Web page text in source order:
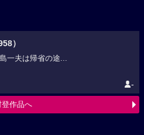
）
一夫は帰省の途...
-
登作品へ